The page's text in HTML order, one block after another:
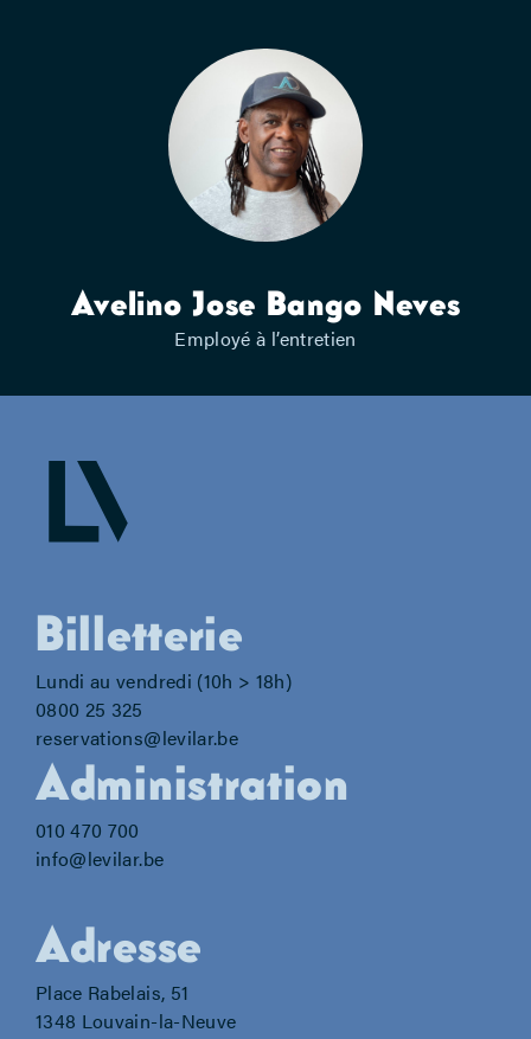
Avelino Jose Bango Neves
Employé à l’entretien
Billetterie
Lundi au vendredi (10h > 18h)
0800 25 325
reservations@levilar.be
Administration
010 470 700
info@levilar.be
Adresse
Place Rabelais, 51
1348 Louvain-la-Neuve